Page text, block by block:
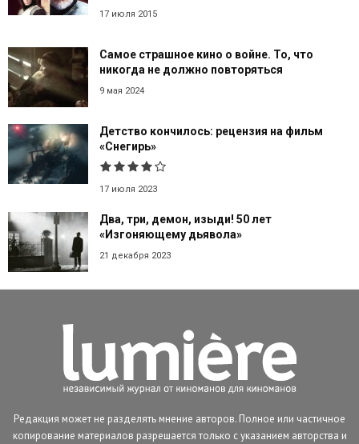
17 июля 2015
Самое страшное кино о войне. То, что
никогда не должно повторяться
9 мая 2024
Детство кончилось: рецензия на фильм
«Снегирь»
17 июля 2023
Два, три, демон, изыди! 50 лет
«Изгоняющему дьявола»
21 декабря 2023
Редакция может не разделять мнение авторов. Полное или частичное
копирование материалов разрешается только с указанием авторства и